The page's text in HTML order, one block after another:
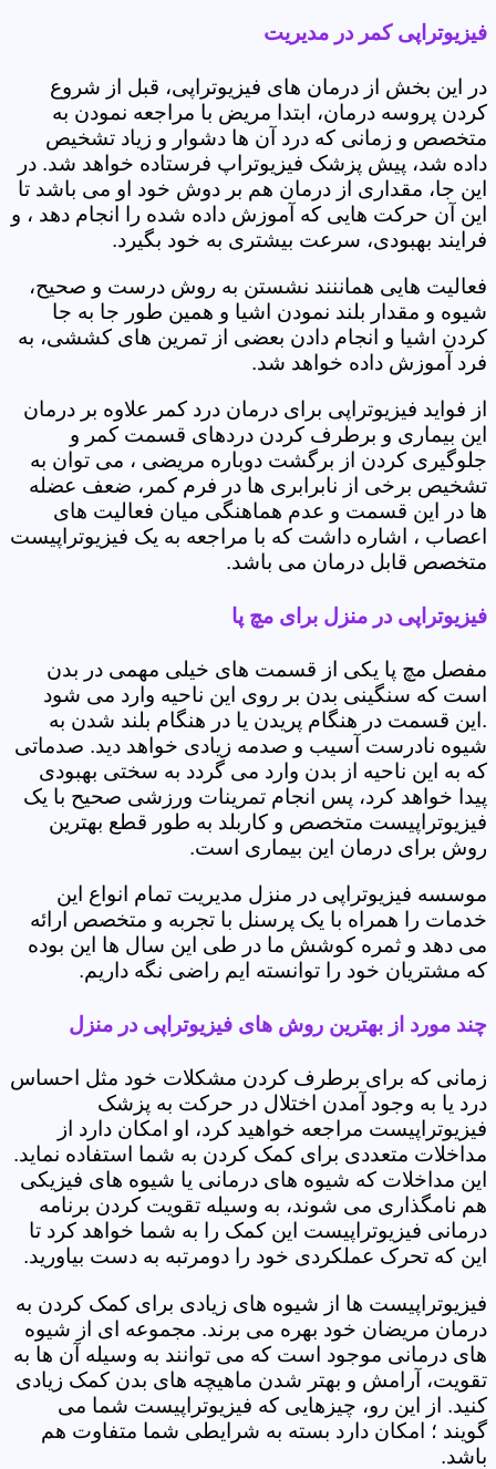
فیزیوتراپی کمر در مدیریت
در این بخش از درمان های فیزیوتراپی، قبل از شروع
کردن پروسه درمان، ابتدا مریض با مراجعه نمودن به
متخصص و زمانی که درد آن ها دشوار و زیاد تشخیص
داده شد، پیش پزشک فیزیوتراپ فرستاده خواهد شد. در
این جا، مقداری از درمان هم بر دوش خود او می باشد تا
این آن حرکت هایی که آموزش داده شده را انجام دهد ، و
فرایند بهبودی، سرعت بیشتری به خود بگیرد.
فعالیت هایی هماننند نشستن به روش درست و صحیح،
شیوه و مقدار بلند نمودن اشیا و همین طور جا به جا
کردن اشیا و انجام دادن بعضی از تمرین های کششی، به
فرد آموزش داده خواهد شد.
از فواید فیزیوتراپی برای درمان درد کمر علاوه بر درمان
این بیماری و برطرف کردن دردهای قسمت کمر و
جلوگیری کردن از برگشت دوباره مریضی ، می توان به
تشخیص برخی از نابرابری ها در فرم کمر، ضعف عضله
ها در این قسمت و عدم هماهنگی میان فعالیت های
اعصاب ، اشاره داشت که با مراجعه به یک فیزیوتراپیست
متخصص قابل درمان می باشد.
فیزیوتراپی در منزل برای مچ پا
مفصل مچ پا یکی از قسمت های خیلی مهمی در بدن
است که سنگینی بدن بر روی این ناحیه وارد می شود
.این قسمت در هنگام پریدن یا در هنگام بلند شدن به
شیوه نادرست آسیب و صدمه زیادی خواهد دید. صدماتی
که به این ناحیه از بدن وارد می گردد به سختی بهبودی
پیدا خواهد کرد، پس انجام تمرینات ورزشی صحیح با یک
فیزیوتراپیست متخصص و کاربلد به طور قطع بهترین
روش برای درمان این بیماری است.
موسسه فیزیوتراپی در منزل مدیریت تمام انواع این
خدمات را همراه با یک پرسنل با تجربه و متخصص ارائه
می دهد و ثمره کوشش ما در طی این سال ها این بوده
که مشتریان خود را توانسته ایم راضی نگه داریم.
چند مورد از بهترین روش های فیزیوتراپی در منزل
زمانی که برای برطرف کردن مشکلات خود مثل احساس
درد یا به وجود آمدن اختلال در حرکت به پزشک
فیزیوتراپیست مراجعه خواهید کرد، او امکان دارد از
مداخلات متعددی برای کمک کردن به شما استفاده نماید.
این مداخلات که شیوه های درمانی یا شیوه های فیزیکی
هم نامگذاری می شوند، به وسیله تقویت کردن برنامه
درمانی فیزیوتراپیست این کمک را به شما خواهد کرد تا
این که تحرک عملکردی خود را دومرتبه به دست بیاورید.
فیزیوتراپیست ها از شیوه های زیادی برای کمک کردن به
درمان مریضان خود بهره می برند. مجموعه ای از شیوه
های درمانی موجود است که می توانند به وسیله آن ها به
تقویت، آرامش و بهتر شدن ماهیچه های بدن کمک زیادی
کنید. از این رو، چیزهایی که فیزیوتراپیست شما می
گویند ؛ امکان دارد بسته به شرایطی شما متفاوت هم
باشد.